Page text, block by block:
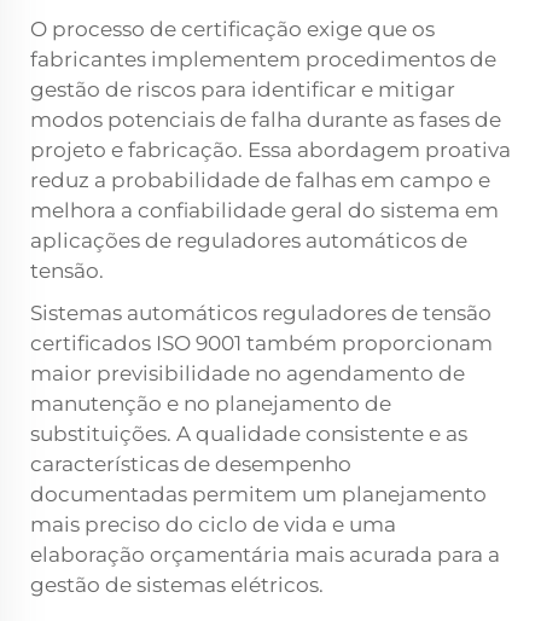
O processo de certificação exige que os
fabricantes implementem procedimentos de
gestão de riscos para identificar e mitigar
modos potenciais de falha durante as fases de
projeto e fabricação. Essa abordagem proativa
reduz a probabilidade de falhas em campo e
melhora a confiabilidade geral do sistema em
aplicações de reguladores automáticos de
tensão.
Sistemas automáticos reguladores de tensão
certificados ISO 9001 também proporcionam
maior previsibilidade no agendamento de
manutenção e no planejamento de
substituições. A qualidade consistente e as
características de desempenho
documentadas permitem um planejamento
mais preciso do ciclo de vida e uma
elaboração orçamentária mais acurada para a
gestão de sistemas elétricos.